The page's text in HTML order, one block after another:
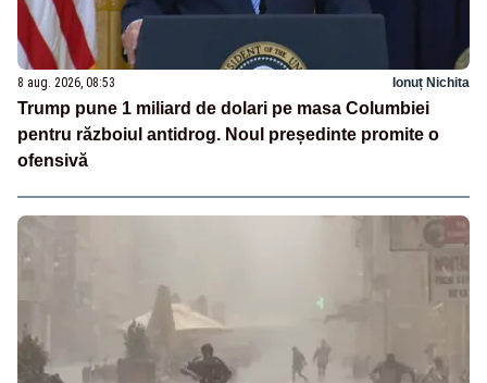
8 aug. 2026, 08:53 Ionuț Nichita
Trump pune 1 miliard de dolari pe masa Columbiei
pentru războiul antidrog. Noul președinte promite o
ofensivă